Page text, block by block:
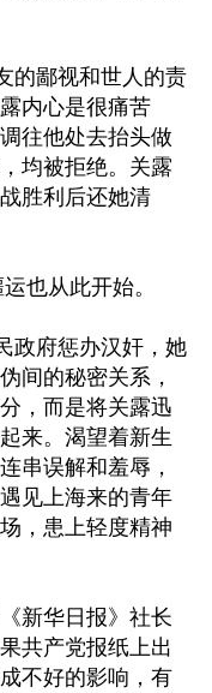
的鄙视和世人的责
内心是很痛苦
往他处去抬头做
均被拒绝。关露
胜利后还她清
也从此开始。
政府惩办汉奸，她
间的秘密关系，
，而是将关露迅
来。渴望着新生
串误解和羞辱，
见上海来的青年
，患上轻度精神
新华日报》社长
共产党报纸上出
不好的影响，有